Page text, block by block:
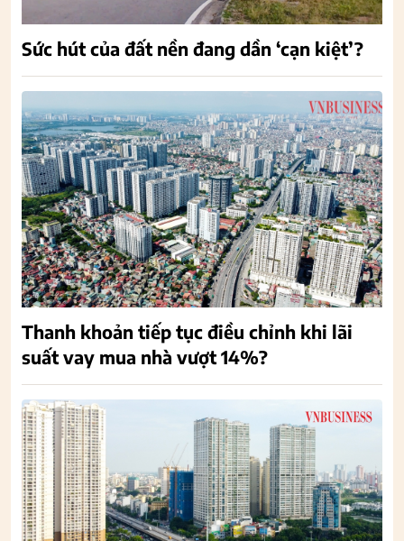
Sức hút của đất nền đang dần ‘cạn kiệt’?
Thanh khoản tiếp tục điều chỉnh khi lãi
suất vay mua nhà vượt 14%?